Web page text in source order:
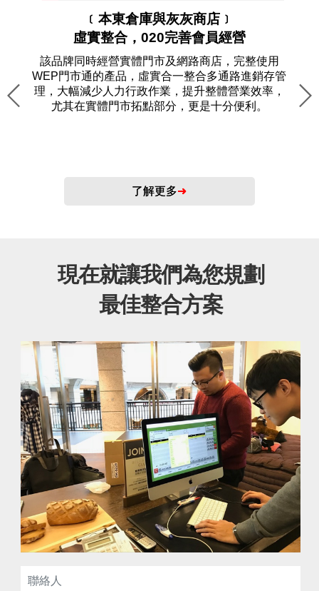
﹝本東倉庫與灰灰商店﹞
虛實整合，020完善會員經營
該品牌同時經營實體門市及網路商店，完整使用
WEP門市通的產品，虛實合一整合多通路進銷存管
理，大幅減少人力行政作業，提升整體營業效率，
尤其在實體門市拓點部分，更是十分便利。
了解更多➜
現在就讓我們為您規劃
最佳整合方案